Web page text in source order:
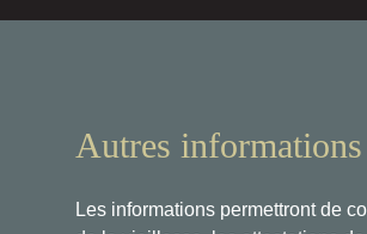
Autres informations
Les informations permettront de